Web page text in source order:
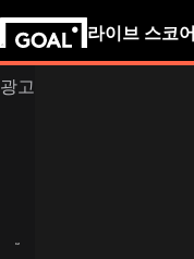
라이브 스코어